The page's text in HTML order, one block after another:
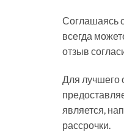
Соглашаясь
всегда
отзыв
Для лучшего
является,
рассрочки.